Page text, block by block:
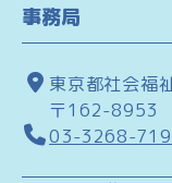
事務局
東京都社会
〒162-8953
03-3268-